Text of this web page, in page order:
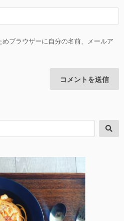
ブラウザーに自分の名前、メールア
索